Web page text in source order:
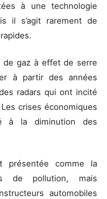
à une technologie
il s’agit rarement de
de gaz à effet de serre
à partir des années
radars qui ont incité
crises économiques
à la diminution des
présentée comme la
de pollution, mais
automobiles